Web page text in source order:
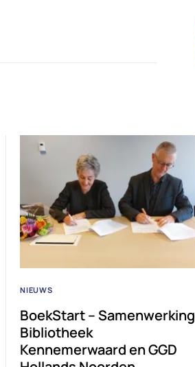
NIEUWS
BoekStart – Samenwerking
Bibliotheek
Kennemerwaard en GGD